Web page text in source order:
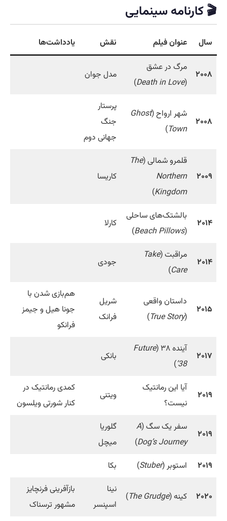
🎬 کارنامه سینمایی
سال عنوان فیلم نقش یادداشت‌ها
۲۰۰۸
مرگ در عشق
(
Death in Love
)
مدل جوان
۲۰۰۸
شهر ارواح (Ghost
Town
)
پرستار
جنگ
جهانی دوم
۲۰۰۹
قلمرو شمالی (The
Northern
Kingdom
)
کاریسا
۲۰۱۴
بالشتک‌های ساحلی
(
Beach Pillows
)
کارلا
۲۰۱۴
مراقبت (Take
Care
)
جودی
۲۰۱۵
داستان واقعی
(
True Story
)
شریل
فرانک
هم‌بازی شدن با
جونا هیل و جیمز
فرانکو
۲۰۱۷
آینده ۳۸ (
Future
’38
)
بانکی
۲۰۱۹
آیا این رمانتیک
نیست؟
ویتنی
کمدی رمانتیک در
کنار شورتی ویلسون
۲۰۱۹
سفر یک سگ (A
Dog’s Journey
)
گلوریا
میچل
۲۰۱۹
استوبر (Stuber
) بکا
۲۰۲۰ کینه (The Grudge
)
نینا
اسپنسر
بازآفرینی فرنچایز
مشهور ترسناک